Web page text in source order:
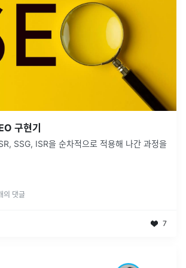
구현기
SSG, ISR을 순차적으로 적용해 나간 과정을
의 댓글
7